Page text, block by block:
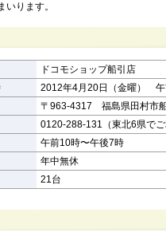
いります。
ドコモショップ船引店
2012年4月20日（金曜） 午
〒963-4317 福島県田村市
0120-288-131（東北6県で
午前10時〜午後7時
年中無休
21台